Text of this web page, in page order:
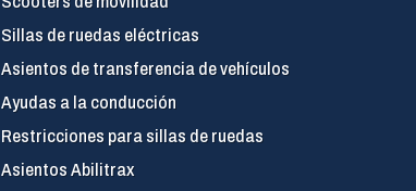
Sillas de ruedas eléctricas
Asientos de transferencia de vehículos
Ayudas a la conducción
Restricciones para sillas de ruedas
Asientos Abilitrax